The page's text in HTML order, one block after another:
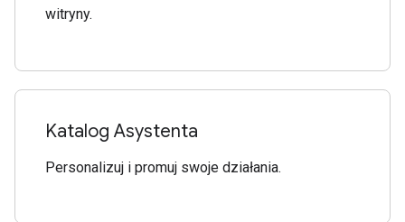
witryny.
Katalog Asystenta
Personalizuj i promuj swoje działania.